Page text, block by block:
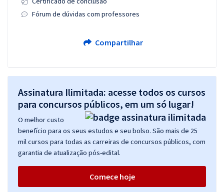
Fórum de dúvidas com professores
Compartilhar
Assinatura Ilimitada: acesse todos os cursos
para concursos públicos, em um só lugar!
O melhor custo
benefício para os seus estudos e seu bolso. São mais de 25
mil cursos para todas as carreiras de concursos públicos, com
garantia de atualização pós-edital.
Comece hoje